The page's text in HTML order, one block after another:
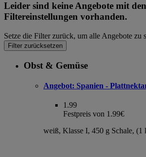
Leider sind keine Angebote mit den
Filtereinstellungen vorhanden.
Setze die Filter zurück, um alle Angebote zu
Filter zurücksetzen
Obst & Gemüse
Angebot: Spanien -
1.99
Festpreis von 1.99€
weiß, Klasse I, 450 g Schale, (1